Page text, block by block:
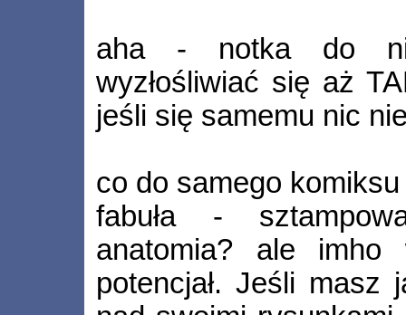
aha - notka do
wyzłośliwiać się aż
jeśli się samemu nic
co do samego
fabuła -
anatomia? ale
potencjał. Jeśli